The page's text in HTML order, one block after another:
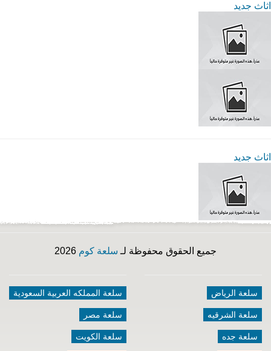
اثاث جديد
اثاث جديد
جميع الحقوق محفوظة لـ سلعة كوم
سلعة الرياض
سلعة الشرقيه
سلعة جده
سلعة المملكه العربية السعودية
سلعة مصر
سلعة الكويت